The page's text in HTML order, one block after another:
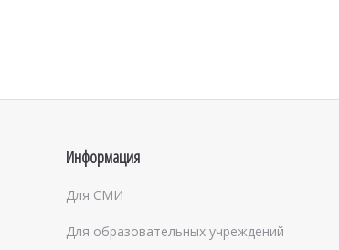
Информация
Для СМИ
Для образовательных учреждений